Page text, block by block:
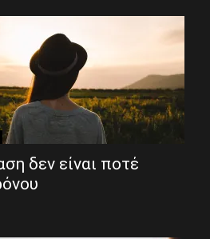
δεν είναι ποτέ